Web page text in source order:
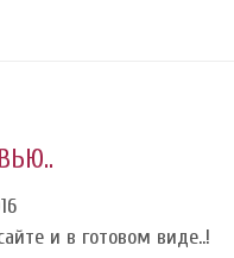
и в готовом виде..!